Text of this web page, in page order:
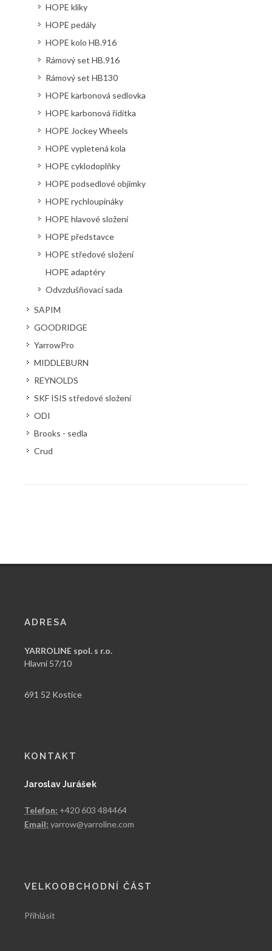
HOPE kliky
HOPE pedály
HOPE kolo HB.916
Rámový set HB.916
Rámový set HB130
HOPE karbonová sedlovka
HOPE karbonová řídítka
HOPE Jockey Wheels
HOPE vypletená kola
HOPE cyklodoplňky
HOPE podsedlové objímky
HOPE rychloupínáky
HOPE hlavové složení
HOPE představce
HOPE středové složení
HOPE adaptéry
Odvzdušňovací sada
SAPIM
GOODRIDGE
YarrowPro
MIDDLEBURN
REYNOLDS
SKF ISIS středové složení
ODI
Brooks - sedla
Crud
ADRESA
YARROLINE spol. s r.o.
Hlavní 57/10
691 52 Kostice
KONTAKT
Jaroslav Jurášek
Telefon: +420 603 484464
Email: yarrow@yarroline.com
VELKOOBCHODNÍ ČÁST
Přihlásit